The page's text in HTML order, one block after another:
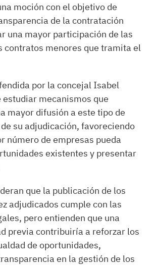
moción con el objetivo de
de la contratación
una mayor participación de las
contratos menores que tramita el
por la concejal Isabel
estudiar mecanismos que
mayor difusión a este tipo de
su adjudicación, favoreciendo
número de empresas pueda
existentes y presentar
que la publicación de los
adjudicados cumple con las
pero entienden que una
previa contribuiría a reforzar los
de oportunidades,
en la gestión de los